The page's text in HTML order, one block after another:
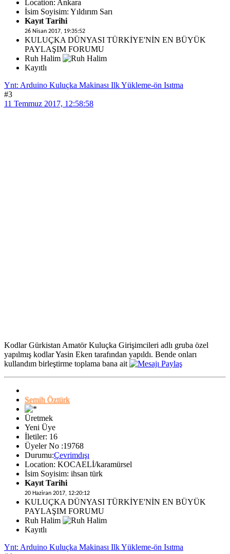
Location: Ankara
İsim Soyisim: Yıldırım Sarı
Kayıt Tarihi
26 Nisan 2017, 19:35:52
KULUÇKA DÜNYASI TÜRKİYE'NİN EN BÜYÜK
PAYLAŞIM FORUMU
Ruh Halim
Kayıtlı
Ynt: Arduino Kuluçka Makinası Ilk Yükleme-ön Isıtma
#3
11 Temmuz 2017, 12:58:58
Kodlar Gürkistan Amatör Kuluçka Girişimcileri adlı gruba özel
yapılmış kodlar Yasin Eken tarafından yapıldı. Bende onları
kullandım birleştirme toplama bana ait
Semih Öztürk
Üretmek
Yeni Üye
İletiler: 16
Üyeler No :19768
Durumu:Çevrimdışı
Location: KOCAELİ/karamürsel
İsim Soyisim: ihsan türk
Kayıt Tarihi
20 Haziran 2017, 12:20:12
KULUÇKA DÜNYASI TÜRKİYE'NİN EN BÜYÜK
PAYLAŞIM FORUMU
Ruh Halim
Kayıtlı
Ynt: Arduino Kuluçka Makinası Ilk Yükleme-ön Isıtma